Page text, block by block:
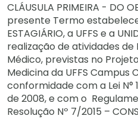
CLÁUSULA PRIMEIRA - DO
presente Termo
ESTAGIÁRIO, a UFFS e a
realização de atividades
Médico, previstas no
Medicina da UFFS Campus
conformidade com a Lei N°
de 2008, e com o
Resolução Nº 7/2015 –